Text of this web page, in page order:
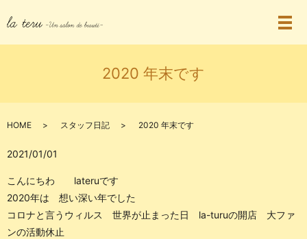
2020 年末です
HOME スタッフ日記 2020 年末です
2021/01/01
こんにちわ lateruです
2020年は 想い深い年でした
コロナと言うウィルス 世界が止まった日 la-turuの開店 大ファ
ンの活動休止